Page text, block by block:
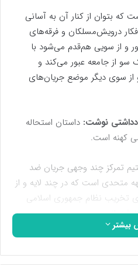
که بتوان از کنار آن به آسانی
درویش‌مسلکان و فرقه‌های
و از سویی هم‌قدم می‌شود با
سو از جامعه عبور می‌کند و
از سوی دیگر موضع جریان‌های
نوشت: داستان استحاله
کهنه است.
تمرکز چند وجهی جریان ضد
متحدی است که در چند لایه و از
تخریب نظام جمهوری اسلامی
شده‌اند.
کرده‌اند.
بیشتر